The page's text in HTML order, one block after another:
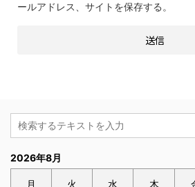
ールアドレス、サイトを保存する。
2026年8月
月 火 水 木